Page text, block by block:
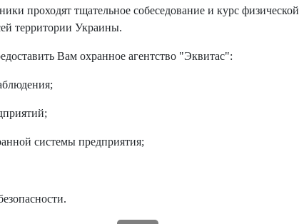
проходят тщательное собеседование и курс
территории Украины.
Вам охранное агентство "Эквитас":
системы предприятия;